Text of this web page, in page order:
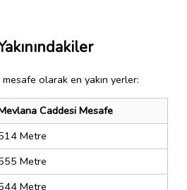
olarak en yakın yerler:
Caddesi Mesafe
Metre
Metre
Metre